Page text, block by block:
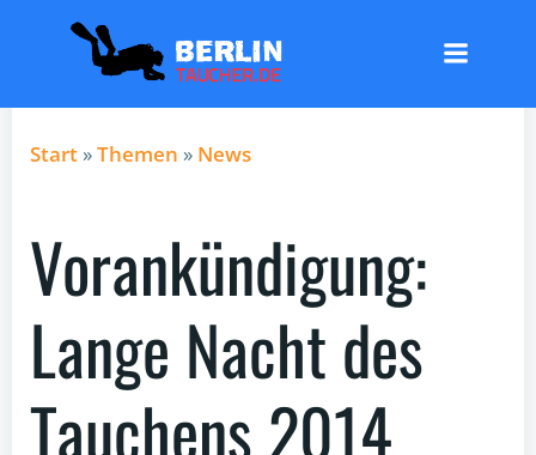
Inhalt
springen
Start »Themen » News
Vorankündigung:
Lange Nacht des
Tauchens 2014